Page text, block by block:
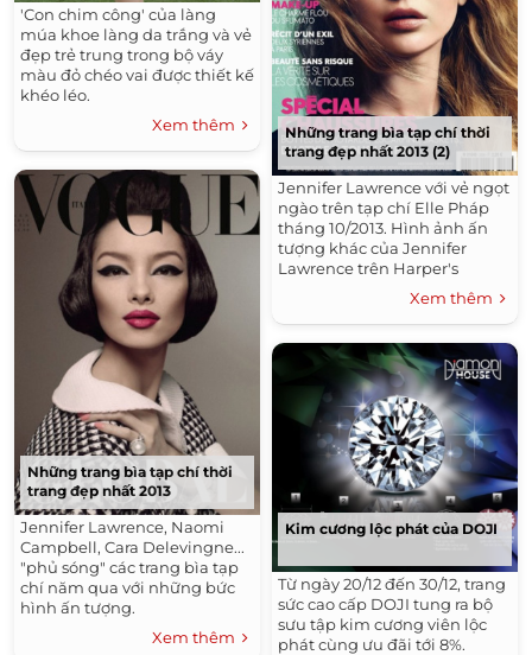
'Con chim công' của làng
múa khoe làng da trắng và vẻ
đẹp trẻ trung trong bộ váy
màu đỏ chéo vai được thiết kế
khéo léo.
Xem thêm
Những trang bìa tạp chí thời
trang đẹp nhất 2013
Jennifer Lawrence, Naomi
Campbell, Cara Delevingne...
"phủ sóng" các trang bìa tạp
chí năm qua với những bức
hình ấn tượng.
Xem thêm
Những trang bìa tạp chí thời
trang đẹp nhất 2013 (2)
Jennifer Lawrence với vẻ ngọt
ngào trên tạp chí Elle Pháp
tháng 10/2013. Hình ảnh ấn
tượng khác của Jennifer
Lawrence trên Harper's
Xem thêm
Kim cương lộc phát của DOJI
Từ ngày 20/12 đến 30/12, trang
sức cao cấp DOJI tung ra bộ
sưu tập kim cương viên lộc
phát cùng ưu đãi tới 8%.